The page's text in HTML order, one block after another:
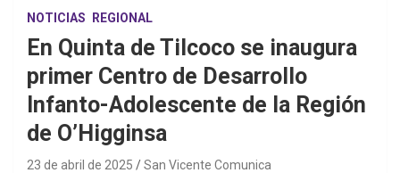
NOTICIAS REGIONAL
En Quinta de Tilcoco se inaugura
primer Centro de Desarrollo
Infanto-Adolescente de la Región
de O’Higginsa
23 de abril de 2025 San Vicente Comunica